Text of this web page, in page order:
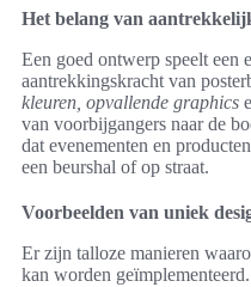
Het belang van
Een goed ontwerp speelt een
aantrekkingskracht van
kleuren, opvallende graphics
van voorbijgangers naar de
dat evenementen en
een beurshal of op straat.
Voorbeelden van uniek
Er zijn talloze manieren
kan worden